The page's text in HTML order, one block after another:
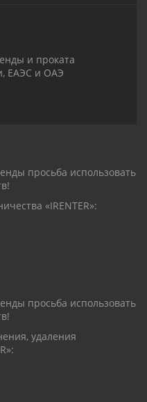
и проката
ЕАЭС и ОАЭ
просьба использовать
«IRENTER»:
просьба использовать
удаления